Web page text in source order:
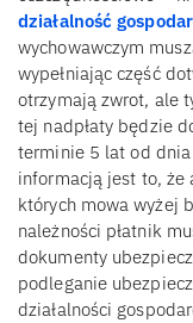
działalność
wychowawczym
wypełniając część
otrzymają zwrot, ale
tej nadpłaty będzie
terminie 5 lat od dnia
informacją jest to, że
których mowa wyżej
należności płatnik
dokumenty
podleganie
działalności